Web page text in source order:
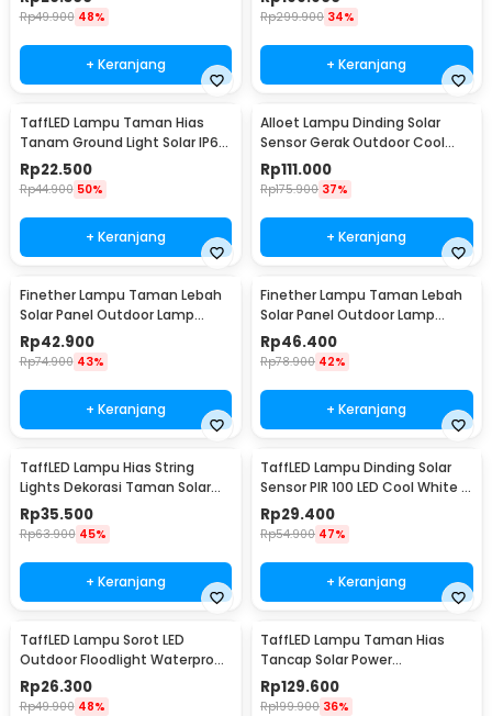
Rp49.900 48%
+ Keranjang
Rp299.900 34%
+ Keranjang
TaffLED Lampu Taman Hias
Tanam Ground Light Solar IP65
8 LED - CL-022
Rp22.500
Rp44.900 50%
+ Keranjang
Alloet Lampu Dinding Solar
Sensor Gerak Outdoor Cool
White 50 LED - LE66
Rp111.000
Rp175.900 37%
+ Keranjang
Finether Lampu Taman Lebah
Solar Panel Outdoor Lamp
Waterproof IP65 30 LED - BE306
Rp42.900
Rp74.900 43%
+ Keranjang
Finether Lampu Taman Lebah
Solar Panel Outdoor Lamp
Waterproof IP65 50 LED - BE306
Rp46.400
Rp78.900 42%
+ Keranjang
TaffLED Lampu Hias String
Lights Dekorasi Taman Solar
12M 100LED - S-04
Rp35.500
Rp63.900 45%
+ Keranjang
TaffLED Lampu Dinding Solar
Sensor PIR 100 LED Cool White -
BK-100
Rp29.400
Rp54.900 47%
+ Keranjang
TaffLED Lampu Sorot LED
Outdoor Floodlight Waterproof
Cool White 50W - A8
Rp26.300
Rp49.900 48%
TaffLED Lampu Taman Hias
Tancap Solar Power
Waterproof 10 LED 2835 - TS-
G2202
Rp129.600
Rp199.900 36%